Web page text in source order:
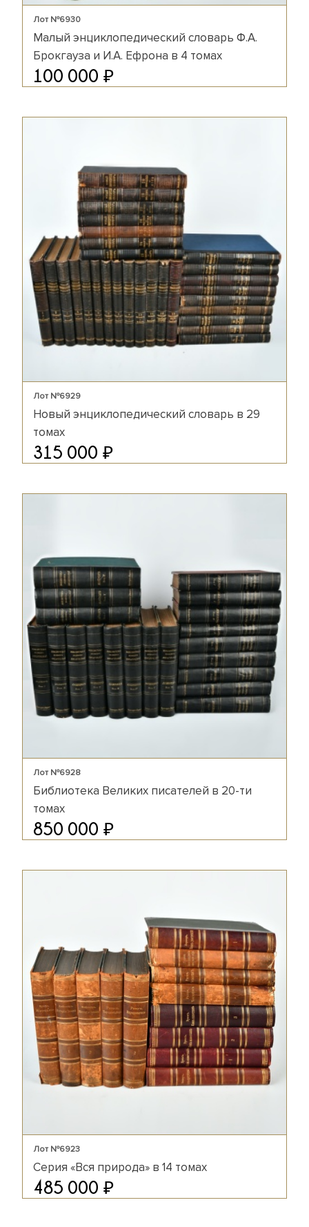
Лот №6930
Малый энциклопедический словарь Ф.А.
Брокгауза и И.А. Ефрона в 4 томах
100 000 ₽
Лот №6929
Новый энциклопедический словарь в 29
томах
315 000 ₽
Лот №6928
Библиотека Великих писателей в 20-ти
томах
850 000 ₽
Лот №6923
Серия «Вся природа» в 14 томах
485 000 ₽